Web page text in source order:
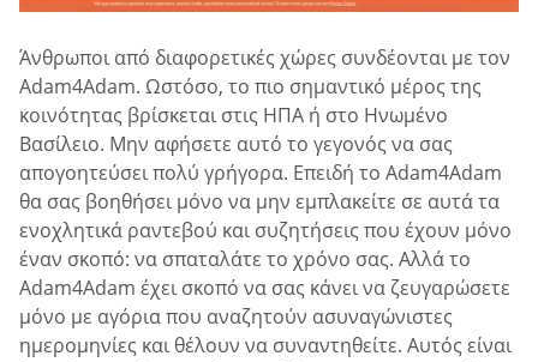
Άνθρωποι από διαφορετικές χώρες συνδέονται με τον
Adam4Adam. Ωστόσο, το πιο σημαντικό μέρος της
κοινότητας βρίσκεται στις ΗΠΑ ή στο Ηνωμένο
Βασίλειο. Μην αφήσετε αυτό το γεγονός να σας
απογοητεύσει πολύ γρήγορα. Επειδή το Adam4Adam
θα σας βοηθήσει μόνο να μην εμπλακείτε σε αυτά τα
ενοχλητικά ραντεβού και συζητήσεις που έχουν μόνο
έναν σκοπό: να σπαταλάτε το χρόνο σας. Αλλά το
Adam4Adam έχει σκοπό να σας κάνει να ζευγαρώσετε
μόνο με αγόρια που αναζητούν ασυναγώνιστες
ημερομηνίες και θέλουν να συναντηθείτε. Αυτός είναι